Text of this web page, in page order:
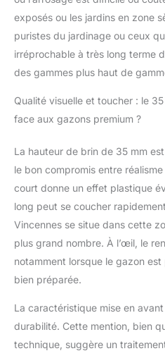
exposés ou les jardins en zone
puristes du jardinage ou ceux
irréprochable à très long terme
des gammes plus haut de
Qualité visuelle et toucher : le
face aux gazons premium ?
La hauteur de brin de 35 mm
le bon compromis entre
court donne un effet plastique
long peut se coucher
Vincennes se situe dans cette
plus grand nombre. À l’œil, le
notamment lorsque le gazon
bien préparée.
La caractéristique mise en
durabilité. Cette mention, bien
technique, suggère un